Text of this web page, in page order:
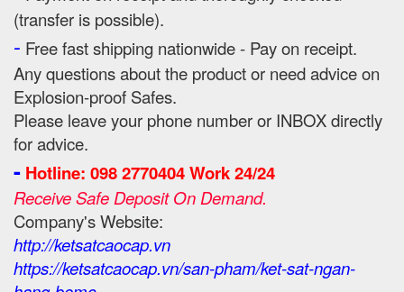
(transfer is possible).
- Free fast shipping nationwide - Pay on receipt.
Any questions about the product or need advice on
Explosion-proof Safes.
Please leave your phone number or INBOX directly
for advice.
- Hotline: 098 2770404 Work 24/24
Receive Safe Deposit On Demand.
Company's Website:
http://ketsatcaocap.vn
https://ketsatcaocap.vn/san-pham/ket-sat-ngan-